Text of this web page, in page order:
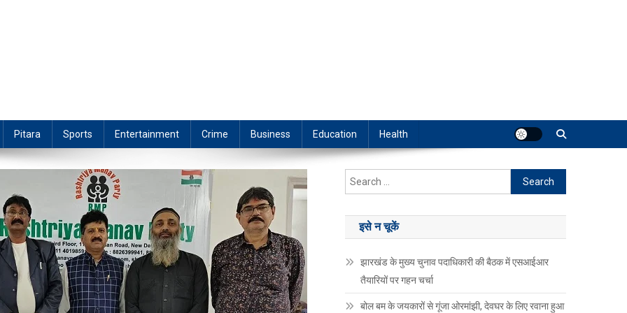
Pitara Sports Entertainment Crime Business Education Health
Search
for:
इसे न चूकें
झारखंड के मुख्य चुनाव पदाधिकारी की बैठक में एसआईआर
तैयारियों पर गहन चर्चा
बोल बम के जयकारों से गूंजा ओरमांझी, देवघर के लिए रवाना हुआ